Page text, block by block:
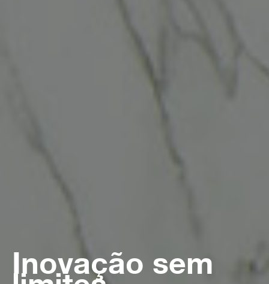
Formasperfeitas